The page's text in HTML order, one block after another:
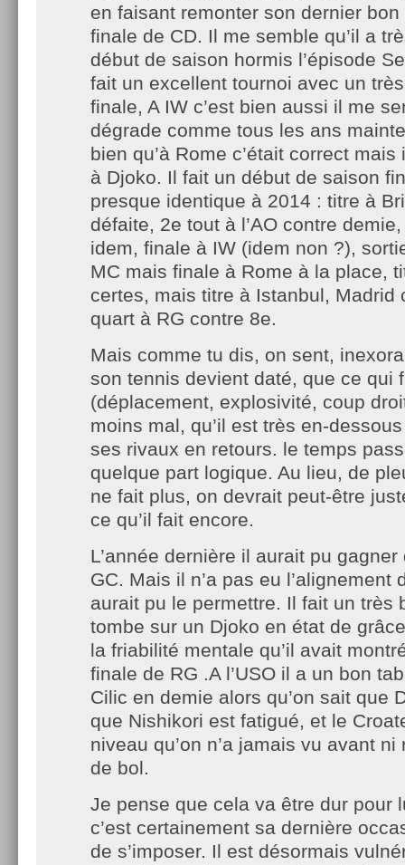
en faisant remonter son dernier
finale de CD. Il me semble qu’il a
début de saison hormis l’épisode
fait un excellent tournoi avec un
finale, A IW c’est bien aussi il me
dégrade comme tous les ans
bien qu’à Rome c’était correct
à Djoko. Il fait un début de saison
presque identique à 2014 : titre à
défaite, 2e tout à l’AO contre
idem, finale à IW (idem non ?),
MC mais finale à Rome à la place,
certes, mais titre à Istanbul, Madrid
quart à RG contre 8e.
Mais comme tu dis, on sent,
son tennis devient daté, que ce qui
(déplacement, explosivité, coup
moins mal, qu’il est très en-
ses rivaux en retours. le temps
quelque part logique. Au lieu, de
ne fait plus, on devrait peut-être
ce qu’il fait encore.
L’année dernière il aurait pu
GC. Mais il n’a pas eu l’alignement
aurait pu le permettre. Il fait un très
tombe sur un Djoko en état de
la friabilité mentale qu’il avait
finale de RG .A l’USO il a un bon
Cilic en demie alors qu’on sait que
que Nishikori est fatigué, et le
niveau qu’on n’a jamais vu avant
de bol.
Je pense que cela va être dur pour
c’est certainement sa dernière
de s’imposer. Il est désormais